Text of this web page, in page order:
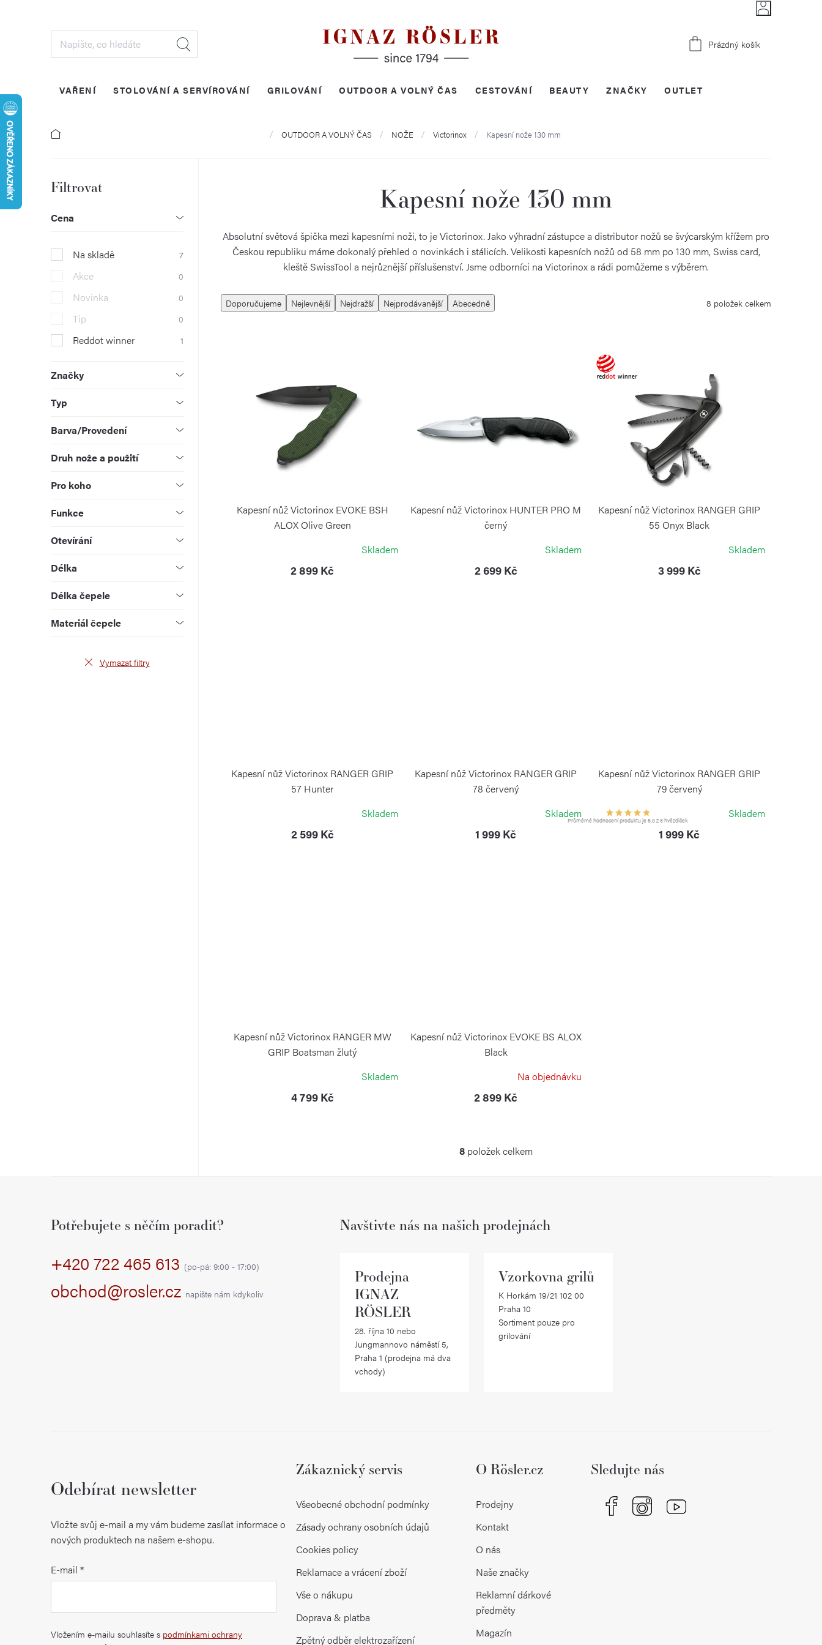
Nákupní
Prázdný košík
VAŘENÍ STOLOVÁNÍ A SERVÍROVÁNÍ GRILOVÁNÍ OUTDOOR A VOLNÝ ČAS CESTOVÁNÍ BEAUTY OUTLET
ZNAČKY
DomůOUTDOOR A VOLNÝ ČAS NOŽE Victorinox Kapesní nože 130 mm
P
o
s
t
n
n
í
p
a
l
Cena
Na skladě 7
Akce 0
Novinka 0
Tip 0
Reddot winner 1
Značky
Typ
Barva/Provedení
Druh nože a použití
Pro koho
Funkce
Otevírání
Délka
Délka čepele
Materiál čepele
Vymazat filtry
Kapesní nože 130 mm
Absolutní světová špička mezi kapesními noži, to je Victorinox. Jako výhradní zástupce a distributor nožů se švýcarským křížem pro
Českou republiku máme dokonalý přehled o novinkách i stálicích. Velikosti kapesních nožů od 58 mm po 130 mm, Swiss card,
kleště SwissTool a nejrůznější příslušenství. Jsme odborníci na Victorinox a rádi pomůžeme s výběrem.
Ř
Doporučujeme Nejlevnější Nejdražší Nejprodávanější Abecedně 8 položek celkem
Kapesní nůž Victorinox EVOKE BSH
ALOX Olive Green
Skladem
2 899 Kč
Kapesní nůž Victorinox HUNTER PRO M
černý
Skladem
2 699 Kč
Kapesní nůž Victorinox RANGER GRIP
55 Onyx Black
Skladem
3 999 Kč
Kapesní nůž Victorinox RANGER GRIP
57 Hunter
Skladem
2 599 Kč
Kapesní nůž Victorinox RANGER GRIP
78 červený
Skladem
1 999 Kč
Kapesní nůž Victorinox RANGER GRIP
79 červený
Průměrné hodnocení produktu je 5,0 z 5 hvězdiček.
Skladem
1 999 Kč
Kapesní nůž Victorinox RANGER MW
GRIP Boatsman žlutý
Skladem
4 799 Kč
Kapesní nůž Victorinox EVOKE BS ALOX
Black
Na objednávku
2 899 Kč
O
á
a
c
í
p
ý
i
s
u
8 položek celkem
Potřebujete s něčím poradit?
+420 722 465 613 (po-pá: 9:00 - 17:00)
obchod@rosler.cz napište nám kdykoliv
Navštivte nás na našich prodejnách
Prodejna
IGNAZ
RÖSLER
28. října 10 nebo
Jungmannovo náměstí 5,
Praha 1 (prodejna má dva
vchody)
Vzorkovna grilů
K Horkám 19/21 102 00
Praha 10
Sortiment pouze pro
grilování
Odebírat newsletter
Vložte svůj e-mail a my vám budeme zasílat informace o
nových produktech na našem e-shopu.
E-mail
Vložením e-mailu souhlasíte s podmínkami ochrany
Zákaznický servis
Všeobecné obchodní podmínky
Zásady ochrany osobních údajů
Cookies policy
Reklamace a vrácení zboží
Vše o nákupu
Doprava & platba
Zpětný odběr elektrozařízení
O Rösler.cz
Prodejny
Kontakt
O nás
Naše značky
Reklamní dárkové
předměty
Magazín
Sledujte nás